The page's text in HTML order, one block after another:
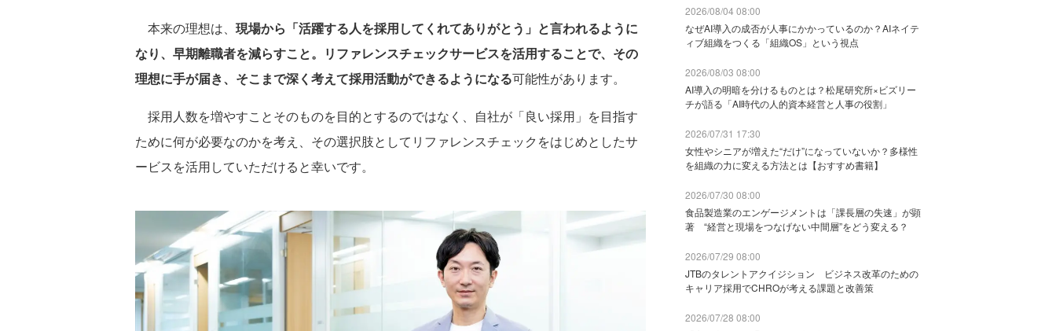
本来の理想は、 現場から「活躍する人を採用してくれてありがとう」と言われるように
なり、早期離職者を減らすこと。リファレンスチェックサービスを活用することで、その
理想に手が届き、そこまで深く考えて採用活動ができるようになる可能性があります。
採用人数を増やすことそのものを目的とするのではなく、自社が「良い採用」を目指す
ために何が必要なのかを考え、その選択肢としてリファレンスチェックをはじめとしたサ
ービスを活用していただけると幸いです。
2026/08/04 08:00
なぜAI導入の成否が人事にかかっているのか？AIネイテ
ィブ組織をつくる「組織OS」という視点
2026/08/03 08:00
AI導入の明暗を分けるものとは？松尾研究所×ビズリー
チが語る「AI時代の人的資本経営と人事の役割」
2026/07/31 17:30
女性やシニアが増えた“だけ”になっていないか？多様性
を組織の力に変える方法とは【おすすめ書籍】
2026/07/30 08:00
食品製造業のエンゲージメントは「課長層の失速」が顕
著 “経営と現場をつなげない中間層”をどう変える？
2026/07/29 08:00
JTBのタレントアクイジション ビジネス改革のための
キャリア採用でCHROが考える課題と改善策
2026/07/28 08:00